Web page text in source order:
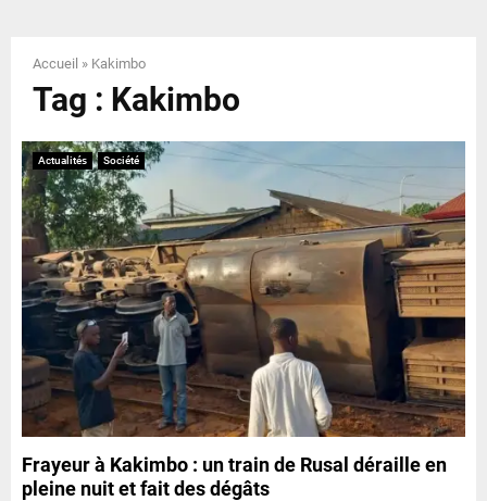
N
U
Accueil » Kakimbo
Tag : Kakimbo
Actualités Société
Frayeur à Kakimbo : un train de Rusal déraille en
pleine nuit et fait des dégâts